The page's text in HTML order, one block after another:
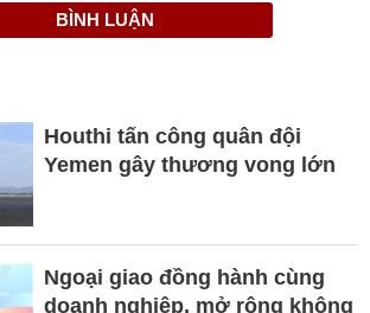
BÌNH LUẬN
Houthi tấn công quân đội
Yemen gây thương vong lớn
Ngoại giao đồng hành cùng
doanh nghiệp, mở rộng không